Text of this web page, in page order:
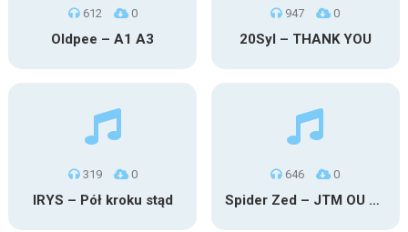
612 0
Oldpee – A1 A3
947 0
20Syl – THANK YOU
319 0
IRYS – Pół kroku stąd
646 0
Spider Zed – JTM OU TG